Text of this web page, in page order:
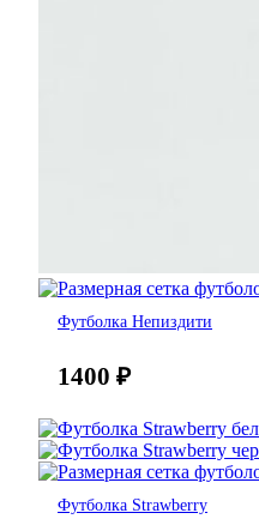
Футболка Непиздити
1400 ₽
Футболка Strawberry